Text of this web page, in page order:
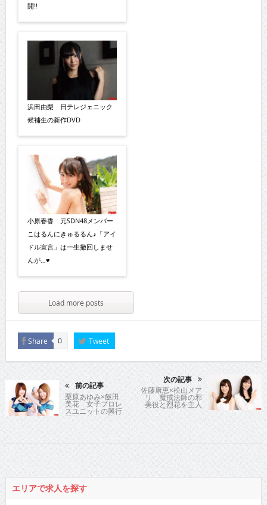
開!!
浜田由梨 日テレジェニック
候補生の新作DVD
小原春香 元SDN48メンバー
こはるんにきゅるるん♪「アイ
ドル宣言」は一生撤回しませ
んが…♥
Load more posts
Share 0 Tweet
前の記事
栗原あゆみ×飯田
美花 女子プロレ
スユニットの興行
開催！想いを胸に
マットに立つ師弟
を直撃!!
次の記事
佐藤康恵×松山メア
リ 魔戒法師の邪
美役と烈花を主人
公に「牙狼」スピ
ンオフ作品が公開!!
エリアで求人を探す